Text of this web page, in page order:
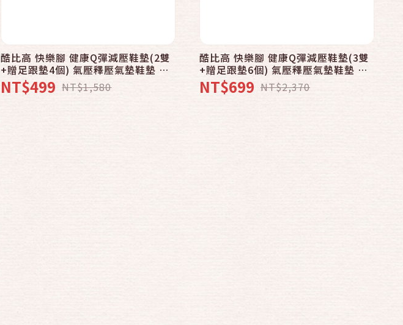
酷比高 快樂腳 健康Q彈減壓鞋墊(2雙
+贈足跟墊4個) 氣壓釋壓氣墊鞋墊 抗
震除臭抗菌防霉 台灣製造
NT$499 NT$1,580
酷比高 快樂腳 健康Q彈減壓鞋墊(3雙
+贈足跟墊6個) 氣壓釋壓氣墊鞋墊 抗
震除臭抗菌防霉 台灣製造
NT$699 NT$2,370